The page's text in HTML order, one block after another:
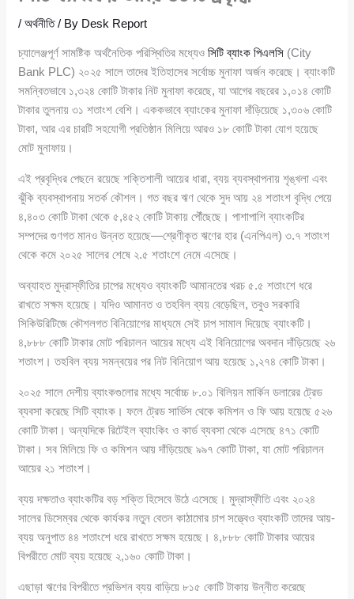
/অর্থনীতি/ By Desk Report
চ্যালেঞ্জপূর্ণ সামষ্টিক অর্থনৈতিক পরিস্থিতির মধ্যেওসিটি ব্যাংক পিএলসি (City
Bank PLC) ২০২৫ সালে তাদের ইতিহাসের সর্বোচ্চ মুনাফা অর্জন করেছে। ব্যাংকটি
সমন্বিতভাবে ১,৩২৪ কোটি টাকার নিট মুনাফা করেছে, যা আগের বছরের ১,০১৪ কোটি
টাকার তুলনায় ৩১ শতাংশ বেশি। এককভাবে ব্যাংকের মুনাফা দাঁড়িয়েছে ১,৩০৬ কোটি
টাকা, আর এর চারটি সহযোগী প্রতিষ্ঠান মিলিয়ে আরও ১৮ কোটি টাকা যোগ হয়েছে
মোট মুনাফায়।
এই প্রবৃদ্ধির পেছনে রয়েছে শক্তিশালী আয়ের ধারা, ব্যয় ব্যবস্থাপনায় শৃঙ্খলা এবং
ঝুঁকি ব্যবস্থাপনায় সতর্ক কৌশল। গত বছর ঋণ থেকে সুদ আয় ২৪ শতাংশ বৃদ্ধি পেয়ে
৪,৪০৩ কোটি টাকা থেকে ৫,৪৫২ কোটি টাকায় পৌঁছেছে। পাশাপাশি ব্যাংকটির
সম্পদের গুণগত মানও উন্নত হয়েছে—শ্রেণীকৃত ঋণের হার (এনপিএল) ৩.৭ শতাংশ
থেকে কমে ২০২৫ সালের শেষে ২.৫ শতাংশে নেমে এসেছে।
অব্যাহত মুদ্রাস্ফীতির চাপের মধ্যেও ব্যাংকটি আমানতের খরচ ৫.৫ শতাংশে ধরে
রাখতে সক্ষম হয়েছে। যদিও আমানত ও তহবিল ব্যয় বেড়েছিল, তবুও সরকারি
সিকিউরিটিজে কৌশলগত বিনিয়োগের মাধ্যমে সেই চাপ সামাল দিয়েছে ব্যাংকটি।
৪,৮৮৮ কোটি টাকার মোট পরিচালন আয়ের মধ্যে এই বিনিয়োগের অবদান দাঁড়িয়েছে ২৬
শতাংশ। তহবিল ব্যয় সমন্বয়ের পর নিট বিনিয়োগ আয় হয়েছে ১,২৭৪ কোটি টাকা।
২০২৫ সালে দেশীয় ব্যাংকগুলোর মধ্যে সর্বোচ্চ ৮.০১ বিলিয়ন মার্কিন ডলারের ট্রেড
ব্যবসা করেছে সিটি ব্যাংক। ফলে ট্রেড সার্ভিস থেকে কমিশন ও ফি আয় হয়েছে ৫২৬
কোটি টাকা। অন্যদিকে রিটেইল ব্যাংকিং ও কার্ড ব্যবসা থেকে এসেছে ৪৭১ কোটি
টাকা। সব মিলিয়ে ফি ও কমিশন আয় দাঁড়িয়েছে ৯৯৭ কোটি টাকা, যা মোট পরিচালন
আয়ের ২১ শতাংশ।
ব্যয় দক্ষতাও ব্যাংকটির বড় শক্তি হিসেবে উঠে এসেছে। মুদ্রাস্ফীতি এবং ২০২৪
সালের ডিসেম্বর থেকে কার্যকর নতুন বেতন কাঠামোর চাপ সত্ত্বেও ব্যাংকটি তাদের আয়-
ব্যয় অনুপাত ৪৪ শতাংশে ধরে রাখতে সক্ষম হয়েছে। ৪,৮৮৮ কোটি টাকার আয়ের
বিপরীতে মোট ব্যয় হয়েছে ২,১৬০ কোটি টাকা।
এছাড়া ঋণের বিপরীতে প্রভিশন ব্যয় বাড়িয়ে ৮১৫ কোটি টাকায় উন্নীত করেছে